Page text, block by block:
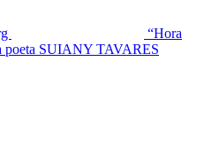
“Hora
poeta SUIANY TAVARES